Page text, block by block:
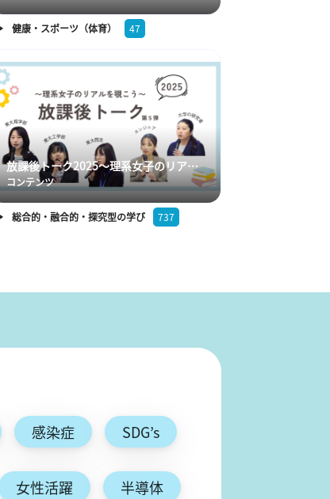
健康・スポーツ（体育） 47
放課後トーク2025～理系女子のリアルを覗こう～第５弾
コンテンツ
総合的・融合的・探究型の学び 737
感染症 SDG’s
女性活躍 半導体